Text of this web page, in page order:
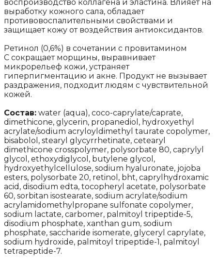
воспроизводство коллагена и эластина. Влияет на
выработку кожного сала, обладает
противовоспалительными свойствами и
защищает кожу от воздействия антиоксидантов.
Ретинол (0,6%) в сочетании с провитамином
С сокращает морщины, выравнивает
микрорельеф кожи, устраняет
гиперпигментацию и акне. Продукт не вызывает
раздражения, подходит людям с чувствительной
кожей.
Состав: water (aqua), coco-caprylate/caprate,
dimethicone, glycerin, propanediol, hydroxyethyl
acrylate/sodium acryloyldimethyl taurate copolymer,
bisabolol, stearyl glycyrrhetinate, cetearyl
dimethicone crosspolymer, polysorbate 80, caprylyl
glycol, ethoxydiglycol, butylene glycol,
hydroxyethylcellulose, sodium hyaluronate, jojoba
esters, polysorbate 20, retinol, bht, caprylhydroxamic
acid, disodium edta, tocopheryl acetate, polysorbate
60, sorbitan isostearate, sodium acrylate/sodium
acrylamidomethylpropane sulfonate copolymer,
sodium lactate, carbomer, palmitoyl tripeptide-5,
disodium phosphate, xanthan gum, sodium
phosphate, saccharide isomerate, glyceryl caprylate,
sodium hydroxide, palmitoyl tripeptide-1, palmitoyl
tetrapeptide-7.